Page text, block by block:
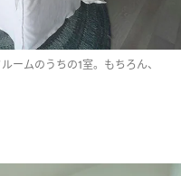
ームのうちの1室。もちろん、